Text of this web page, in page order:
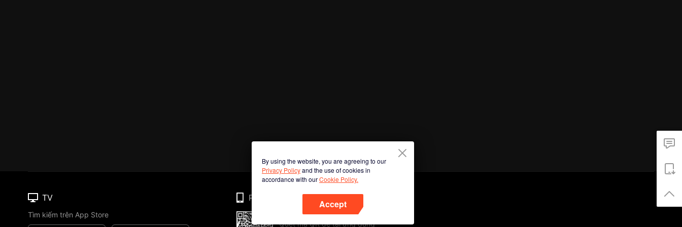
By using the website, you are agreeing to our
Privacy Policyand the use of cookies in
accordance with ourCookie Policy.
Accept
TV
Tìm kiếm trên App Store
Phone
Quét mã QR để tải ứng dụng